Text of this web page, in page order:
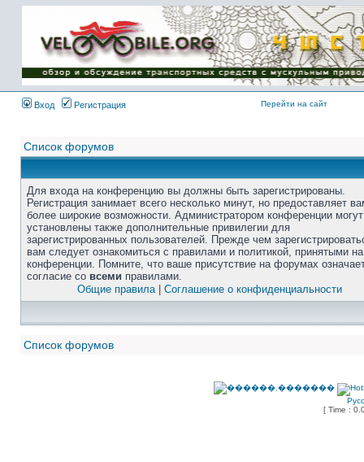
Вход Регистрация Перейти на сайт
Список форумов
Для входа на конференцию вы должны быть зарегистрированы.
Регистрация занимает всего несколько минут, но предоставляет
более широкие возможности. Администратором конференции
установлены также дополнительные привилегии для
зарегистрированных пользователей. Прежде чем
вам следует ознакомиться с правилами и политикой, принятыми на
конференции. Помните, что ваше присутствие на форумах
согласие со всеми правилами.
Общие правила| Соглашение о конфиденциальности
Список форумов
[ Time :